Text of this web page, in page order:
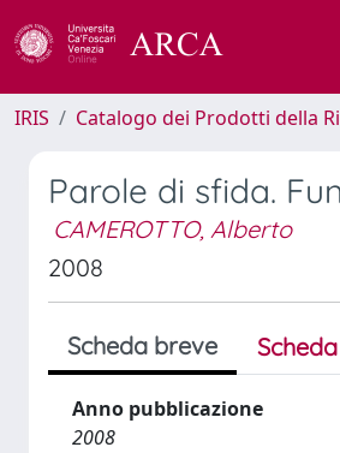
IRIS Catalogo dei Prodotti della
Parole di sfida.
CAMEROTTO, Alberto
2008
Scheda breve
Anno pubblicazione
2008